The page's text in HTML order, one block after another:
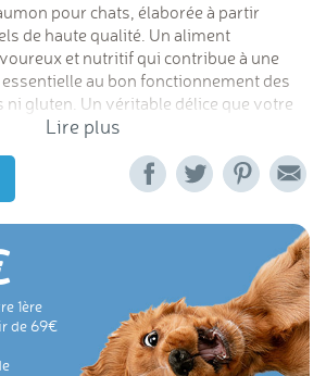
pour chats, élaborée à partir
de haute qualité. Un aliment
et nutritif qui contribue à une
au bon fonctionnement des
ni gluten. Un véritable délice que votre
Lire plus
1ère
de 69